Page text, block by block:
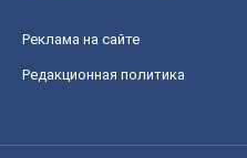
Реклама на сайте
Редакционная политика